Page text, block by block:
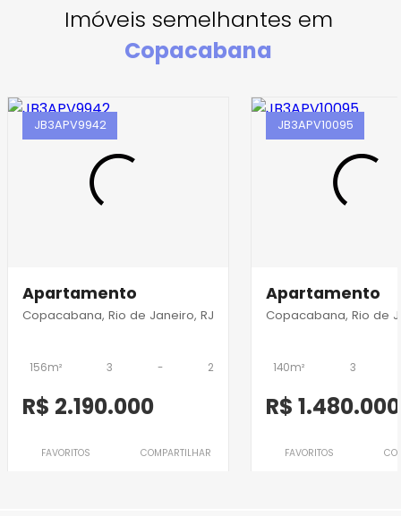
Imóveis semelhantes em
Copacabana
JB3APV9942
Apartamento
Copacabana, Rio de Janeiro, RJ
156m² 3 - 2
R$ 2.190.000
FAVORITOS COMPARTILHAR
JB3APV10095
Apartamento
Copacabana, Rio de
140m² 3
R$ 1.480.000
FAVORITOS